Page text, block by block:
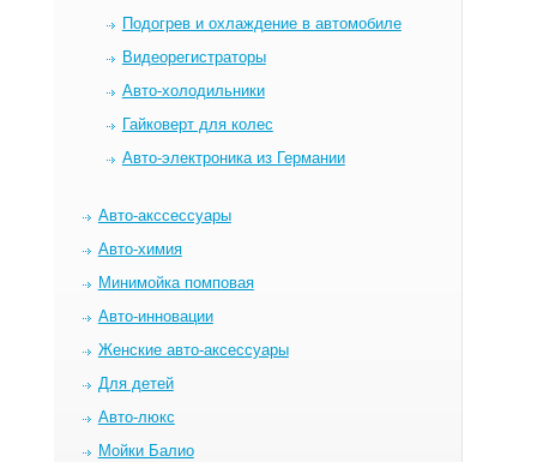
Подогрев и охлаждение в автомобиле
Видеорегистраторы
Авто-холодильники
Гайковерт для колес
Авто-электроника из Германии
Авто-акссессуары
Авто-химия
Минимойка помповая
Авто-инновации
Женские авто-аксессуары
Для детей
Авто-люкс
Мойки Балио